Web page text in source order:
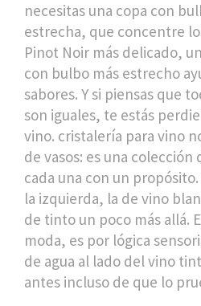
necesitas una copa con
estrecha, que concentre
Pinot Noir más delicado,
con bulbo más estrecho
sabores. Y si piensas que
son iguales, te estás
vino. cristalería para vino
de vasos: es una
cada una con un propósito.
la izquierda, la de vino
de tinto un poco más allá.
moda, es por lógica
de agua al lado del vino
antes incluso de que lo